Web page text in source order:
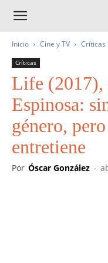
Inicio Cine y TV Críticas
Críticas
Life (2017),
Espinosa:
género,
entretiene
Por Óscar González -